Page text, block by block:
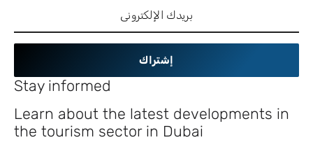
إشتراك
Stay informed
Learn about the latest developments in
the tourism sector in Dubai